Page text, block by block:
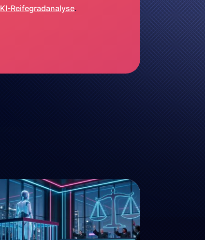
KI-Reifegradanalyse.